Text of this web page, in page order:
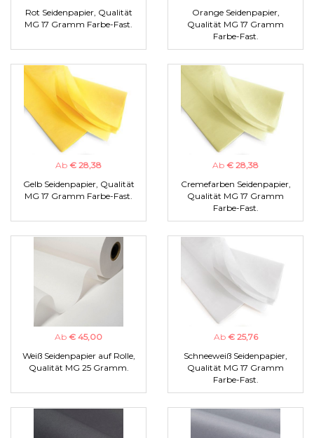
Rot Seidenpapier, Qualität
MG 17 Gramm Farbe-Fast.
Orange Seidenpapier,
Qualität MG 17 Gramm
Farbe-Fast.
Ab € 28,38
Gelb Seidenpapier, Qualität
MG 17 Gramm Farbe-Fast.
Ab € 28,38
Cremefarben Seidenpapier,
Qualität MG 17 Gramm
Farbe-Fast.
Ab € 45,00
Weiß Seidenpapier auf Rolle,
Qualität MG 25 Gramm.
Ab € 25,76
Schneeweiß Seidenpapier,
Qualität MG 17 Gramm
Farbe-Fast.